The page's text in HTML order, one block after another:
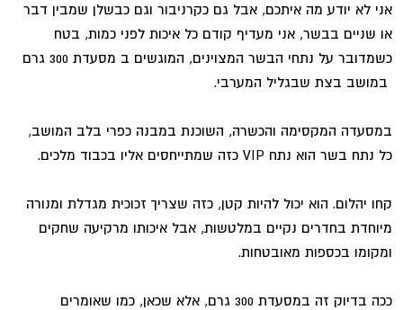
אני לא יודע מה איתכם, אבל גם כקרניבור וגם כבשלן שמבין דבר
או שניים בבשר, אני מעדיף קודם כל איכות לפני כמות, בטח
כשמדובר על נתחי הבשר המצוינים, המוגשים ב מסעדת 300 גרם
במושב בצת שבגליל המערבי.
במסעדה המקסימה והכשרה, השוכנת במבנה כפרי בלב המושב,
כל נתח בשר הוא נתח VIP כזה שמתייחסים אליו בכבוד מלכים.
קחו יהלום. הוא יכול להיות קטן, כזה שצריך זכוכית מגדלת ומנורה
מיוחדת בחדרים נקיים במלטשות, אבל איכותו מרקיעה שחקים
ומקומו בכספות מאובטחות.
ככה בדיוק זה במסעדת 300 גרם, אלא שכאן, כמו שאומרים